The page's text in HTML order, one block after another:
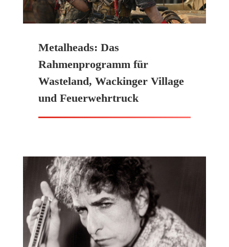
Metalheads: Das
Rahmenprogramm für
Wasteland, Wackinger Village
und Feuerwehrtruck